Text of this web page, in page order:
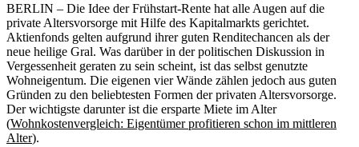
BERLIN – Die Idee der Frühstart-Rente hat alle Augen auf die
private Altersvorsorge mit Hilfe des Kapitalmarkts gerichtet.
Aktienfonds gelten aufgrund ihrer guten Renditechancen als der
neue heilige Gral. Was darüber in der politischen Diskussion in
Vergessenheit geraten zu sein scheint, ist das selbst genutzte
Wohneigentum. Die eigenen vier Wände zählen jedoch aus guten
Gründen zu den beliebtesten Formen der privaten Altersvorsorge.
Der wichtigste darunter ist die ersparte Miete im Alter
(Wohnkostenvergleich: Eigentümer profitieren schon im mittleren
Alter).